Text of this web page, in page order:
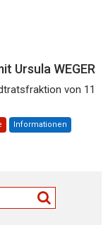
Ursula WEGER
von 11
Informationen